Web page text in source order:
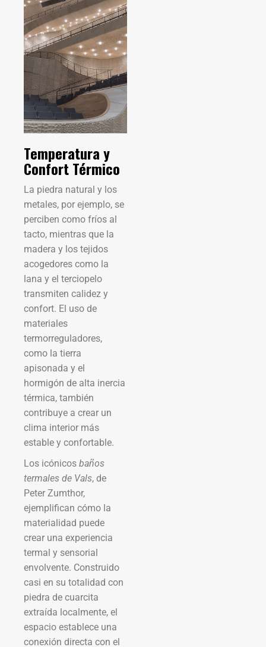
Temperatura y
Confort Térmico
La piedra natural y los
metales, por ejemplo, se
perciben como fríos al
tacto, mientras que la
madera y los tejidos
acogedores como la
lana y el terciopelo
transmiten calidez y
confort. El uso de
materiales
termorreguladores,
como la tierra
apisonada y el
hormigón de alta inercia
térmica, también
contribuye a crear un
clima interior más
estable y confortable.
Los icónicos baños
termales de Vals, de
Peter Zumthor,
ejemplifican cómo la
materialidad puede
crear una experiencia
termal y sensorial
envolvente. Construido
casi en su totalidad con
piedra de cuarcita
extraída localmente, el
espacio establece una
conexión directa con el